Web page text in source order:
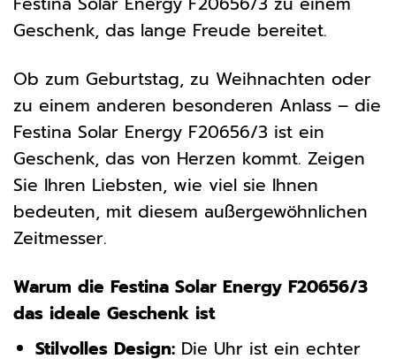
Geschenk, das lange Freude bereitet.
Ob zum Geburtstag, zu Weihnachten oder
zu einem anderen besonderen Anlass – die
Festina Solar Energy F20656/3 ist ein
Geschenk, das von Herzen kommt. Zeigen
Sie Ihren Liebsten, wie viel sie Ihnen
bedeuten, mit diesem außergewöhnlichen
Zeitmesser.
Warum die Festina Solar Energy F20656/3
das ideale Geschenk ist
Stilvolles Design:Die Uhr ist ein echter